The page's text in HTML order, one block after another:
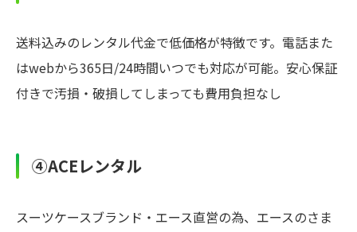
送料込みのレンタル代金で低価格が特徴です。電話また
はwebから365日/24時間いつでも対応が可能。安心保証
付きで汚損・破損してしまっても費用負担なし
④ACEレンタル
スーツケースブランド・エース直営の為、エースのさま